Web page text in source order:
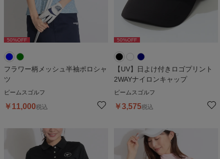
50%OFF %OFF
フラワー柄メッシュ半袖ポロシャ
ツ
ビームスゴルフ
￥ 11,000税込
50%OFF 50%OFF
【UV】日よけ付きロゴプリント
2WAYナイロンキャップ
ビームスゴルフ
￥3,575税込